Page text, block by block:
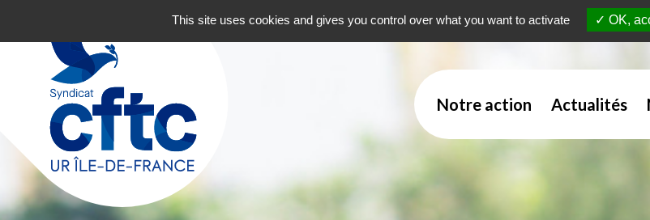
Navigation principale
Notre action Actualités
This site uses cookies and gives you control over what you want to activate OK,